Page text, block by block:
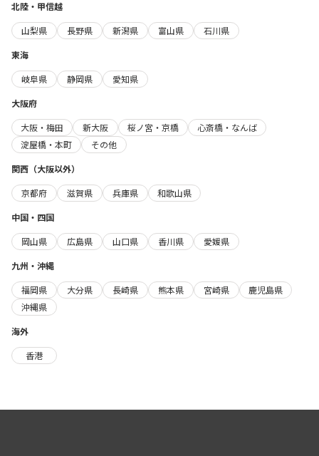
北陸・甲信越
山梨県
長野県 新潟県 富山県
石川県
東海
岐阜県
静岡県
愛知県
大阪府
大阪・梅田
新大阪 桜ノ宮・京橋
心斎橋・なんば
淀屋橋・本町
その他
関西（大阪以外）
京都府
滋賀県 兵庫県
和歌山県
中国・四国
岡山県
広島県 山口県 香川県
愛媛県
九州・沖縄
福岡県
大分県 長崎県 熊本県 宮崎県
鹿児島県
沖縄県
海外
香港